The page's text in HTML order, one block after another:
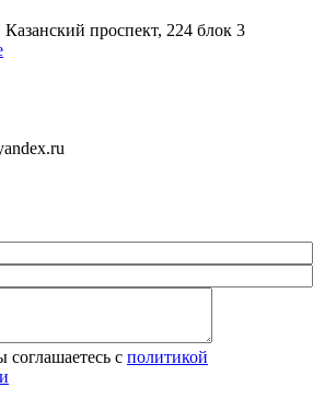
проспект, 224 блок 3
с политикой